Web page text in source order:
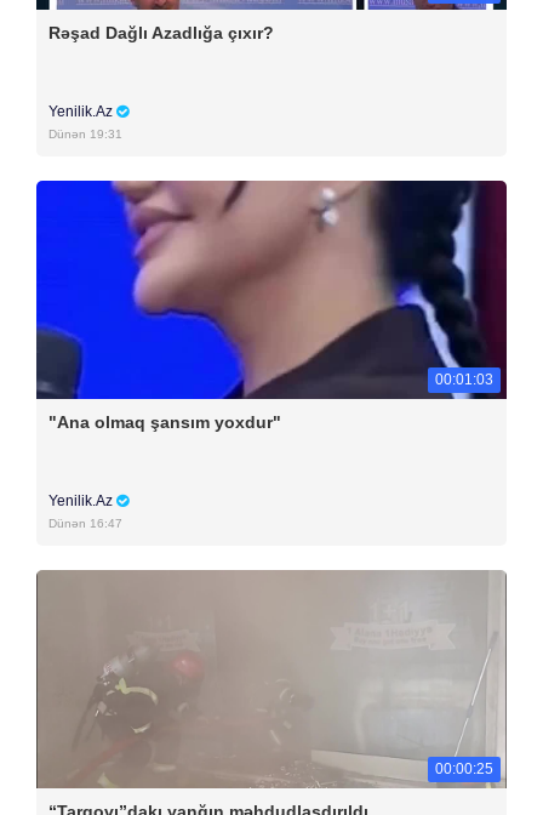
Rəşad Dağlı Azadlığa çıxır?
Yenilik.Az
Dünən 19:31
00:01:03
"Ana olmaq şansım yoxdur"
Yenilik.Az
Dünən 16:47
00:00:25